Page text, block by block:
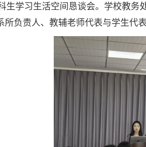
生学习生活空间恳谈会。学校教
所负责人、教辅老师代表与学生代